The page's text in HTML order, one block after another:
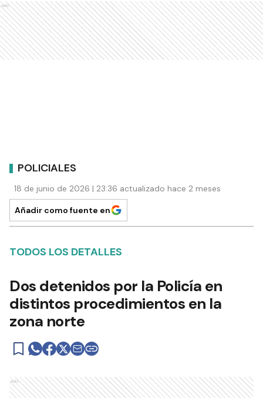
Ads
POLICIALES
18 de junio de 2026 | 23:36 actualizado hace 2 meses
Añadir como fuente en
TODOS LOS DETALLES
Dos detenidos por la Policía en
distintos procedimientos en la
zona norte
Ads